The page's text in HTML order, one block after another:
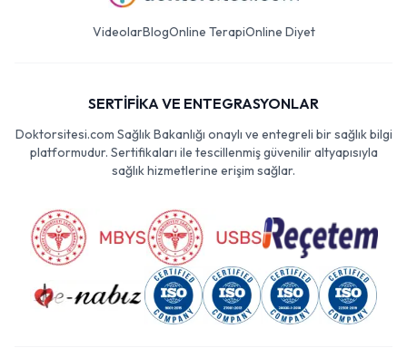
VideolarBlogOnline TerapiOnline Diyet
SERTİFİKA VE ENTEGRASYONLAR
Doktorsitesi.com Sağlık Bakanlığı onaylı ve entegreli bir sağlık bilgi
platformudur. Sertifikaları ile tescillenmiş güvenilir altyapısıyla
sağlık hizmetlerine erişim sağlar.